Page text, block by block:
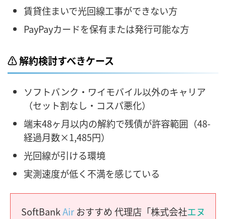
賃貸住まいで光回線工事ができない方
PayPayカードを保有または発行可能な方
⚠️ 解約検討すべきケース
ソフトバンク・ワイモバイル以外のキャリア
（セット割なし・コスパ悪化）
端末48ヶ月以内の解約で残債が許容範囲（48-
経過月数×1,485円）
光回線が引ける環境
実測速度が低く不満を感じている
SoftBankAirおすすめ 代理店「株式会社エヌ